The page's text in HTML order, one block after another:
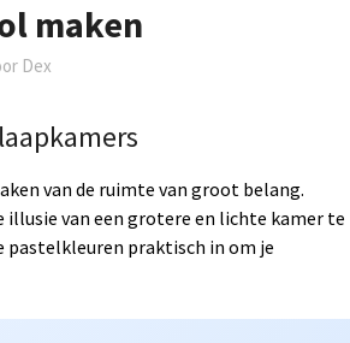
maken
Dex
van de ruimte van groot belang.
van een grotere en lichte kamer te
pastelkleuren praktisch in om je